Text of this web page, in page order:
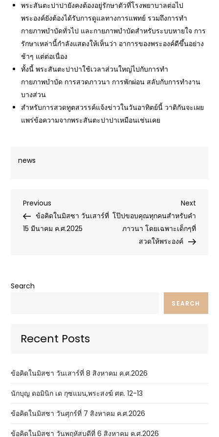
พระสันตะปาปายังคงต้องอยู่รักษาตัวที่โรงพยาบาลต่อไป
พระองค์ยังต้องได้รับการดูแลทางการแพทย์ รวมถึงการทำ
กายภาพบำบัดทั่วไป และกายภาพบำบัดสำหรับระบบหายใจ การ
รักษาเหล่านี้กำลังแสดงให้เห็นว่า อาการของพระองค์ดีขึ้นอย่าง
ช้าๆ แต่ต่อเนื่อง
ทั้งนี้ พระสันตะปาปาใช้เวลาส่วนใหญ่ไปกับการทำ
กายภาพบำบัด การสวดภาวนา การพักผ่อน สลับกับการทำงาน
บางส่วน
สำหรับการสวดทูตสวรรค์แจ้งข่าวในวันอาทิตย์นี้ วาติกันจะเผย
แพร่ข้อความจากพระสันตะปาปาเหมือนเช่นเคย
news
Post
navigation
Previous
Post
Previous
ข้อคิดในมิสซา วันเสาร์ที่
15 มีนาคม ค.ศ.2025
Next
Post
Next
โป๊ปขอบคุณทุกคนสำหรับคำ
ภาวนา โดยเฉพาะเด็กๆที่
สวดให้พระองค์
Search
SEARCH
Recent Posts
ข้อคิดในมิสซา วันเสาร์ที่ 8 สิงหาคม ค.ศ.2026
นักบุญ ดอมินิก เด กุซแมน,พระสงฆ์ ศต. 12-13
ข้อคิดในมิสซา วันศุกร์ที่ 7 สิงหาคม ค.ศ.2026
ข้อคิดในมิสซา วันพฤหัสบดีที่ 6 สิงหาคม ค.ศ.2026